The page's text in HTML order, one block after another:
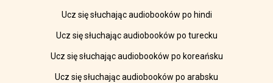
Ucz się słuchając audiobooków po hindi
Ucz się słuchając audiobooków po turecku
Ucz się słuchając audiobooków po koreańsku
Ucz się słuchając audiobooków po arabsku